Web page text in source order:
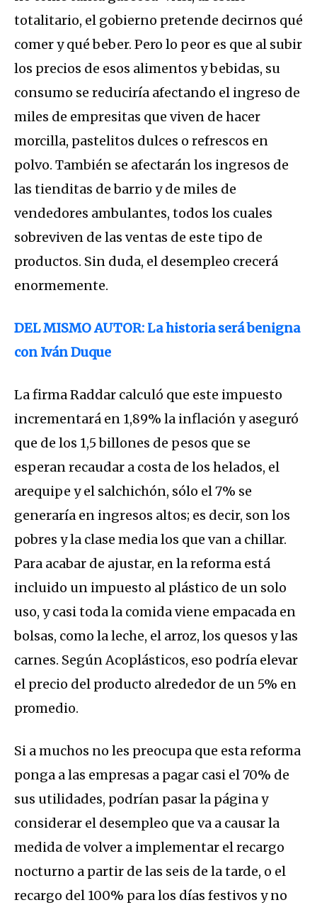
totalitario, el gobierno pretende decirnos qué
comer y qué beber. Pero lo peor es que al subir
los precios de esos alimentos y bebidas, su
consumo se reduciría afectando el ingreso de
miles de empresitas que viven de hacer
morcilla, pastelitos dulces o refrescos en
polvo. También se afectarán los ingresos de
las tienditas de barrio y de miles de
vendedores ambulantes, todos los cuales
sobreviven de las ventas de este tipo de
productos. Sin duda, el desempleo crecerá
enormemente.
DEL MISMO AUTOR: La historia será benigna
con Iván Duque
La firma Raddar calculó que este impuesto
incrementará en 1,89% la inflación y aseguró
que de los 1,5 billones de pesos que se
esperan recaudar a costa de los helados, el
arequipe y el salchichón, sólo el 7% se
generaría en ingresos altos; es decir, son los
pobres y la clase media los que van a chillar.
Para acabar de ajustar, en la reforma está
incluido un impuesto al plástico de un solo
uso, y casi toda la comida viene empacada en
bolsas, como la leche, el arroz, los quesos y las
carnes. Según Acoplásticos, eso podría elevar
el precio del producto alrededor de un 5% en
promedio.
Si a muchos no les preocupa que esta reforma
ponga a las empresas a pagar casi el 70% de
sus utilidades, podrían pasar la página y
considerar el desempleo que va a causar la
medida de volver a implementar el recargo
nocturno a partir de las seis de la tarde, o el
recargo del 100% para los días festivos y no